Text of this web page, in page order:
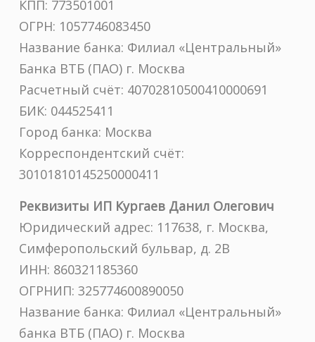
КПП: 773501001
ОГРН: 1057746083450
Название банка: Филиал «Центральный»
Банка ВТБ (ПАО) г. Москва
Расчетный счёт: 40702810500410000691
БИК: 044525411
Город банка: Москва
Корреспондентский счёт:
30101810145250000411
Реквизиты ИП Кургаев Данил Олегович
Юридический адрес: 117638, г. Москва,
Симферопольский бульвар, д. 2В
ИНН: 860321185360
ОГРНИП: 325774600890050
Название банка: Филиал «Центральный»
банка ВТБ (ПАО) г. Москва